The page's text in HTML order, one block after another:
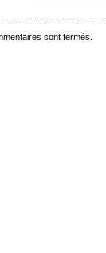
sont fermés.